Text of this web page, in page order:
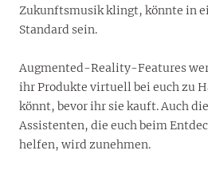
Zukunftsmusik klingt, könnte in
Standard sein.
Augmented-Reality-Features
ihr Produkte virtuell bei euch zu
könnt, bevor ihr sie kauft. Auch
Assistenten, die euch beim
helfen, wird zunehmen.